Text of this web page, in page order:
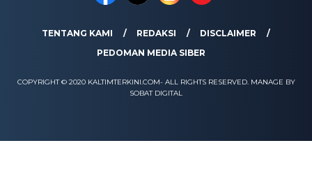
TENTANG KAMI REDAKSI
DISCLAIMER
PEDOMAN MEDIA SIBER
COPYRIGHT © 2020 KALTIMTERKINI.COM- ALL RIGHTS RESERVED. MANAGE BY
SOBAT DIGITAL